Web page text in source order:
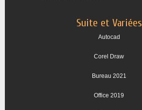
Suite et Variées
Autocad
Corel Draw
Bureau 2021
Office 2019